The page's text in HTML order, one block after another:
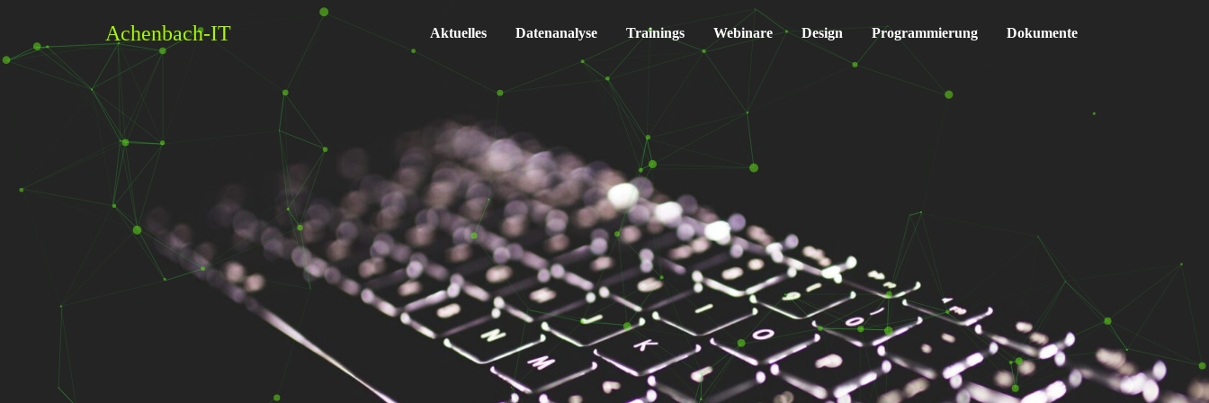
Achenbach-IT Aktuelles Datenanalyse Trainings Webinare Design Programmierung Dokumente